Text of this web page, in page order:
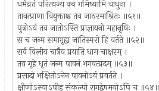
धर्मव्रतं परित्यज्य क्व गमिष्यामि चाधुना ।
तावत्प्राणा वियुक्ताश्च तव जाठरमाश्रितः ॥५१॥
पुत्रोऽयं तव जातोऽस्ति प्राज्ञायनो महानृषिः ।
स च जन्म समागृह्य जातिस्मरो हि वर्तते ॥५२॥
सर्वं विलीय चात्रैव प्रयाति धाम चाक्षरम् ।
तव गृहे धृतं जन्म पावनं भगवत्प्रदम् ॥५३॥
प्रसादो भक्षितोऽनेन पावनोऽयं प्रवर्तते ।
क्षीणोऽस्याऽपीह संकल्पो रागद्वेषमयोऽपि च ॥५४॥